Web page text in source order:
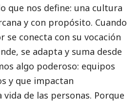
que nos define: una cultura
y con propósito. Cuando
se conecta con su vocación
se adapta y suma desde
algo poderoso: equipos
y que impactan
de las personas. Porque